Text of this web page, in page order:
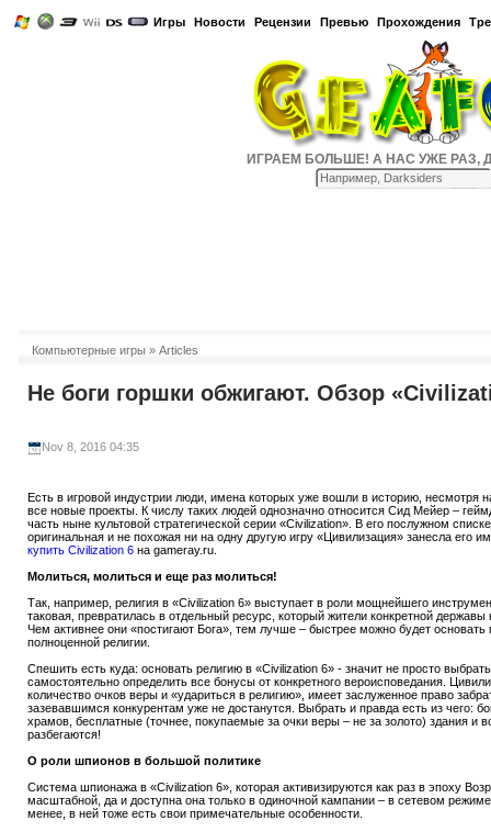
Игры Новости Рецензии Превью Прохождения
ИГРАЕМ БОЛЬШЕ! А НАС УЖЕ РАЗ,
Компьютерные игры » Articles
Не боги горшки обжигают. Обзор
Nov 8, 2016 04:35
Есть в игровой индустрии люди, имена которых уже вошли в историю, несмотря
все новые проекты. К числу таких людей однозначно относится Сид Мейер –
часть ныне культовой стратегической серии «Civilization». В его послужном
оригинальная и не похожая ни на одну другую игру «Цивилизация» занесла его
купить Civilization 6 на gameray.ru.
Молиться, молиться и еще раз молиться!
Так, например, религия в «Civilization 6» выступает в роли мощнейшего
таковая, превратилась в отдельный ресурс, который жители конкретной
Чем активнее они «постигают Бога», тем лучше – быстрее можно будет
полноценной религии.
Спешить есть куда: основать религию в «Civilization 6» - значит не просто
самостоятельно определить все бонусы от конкретного вероисповедания.
количество очков веры и «удариться в религию», имеет заслуженное право
зазевавшимся конкурентам уже не достанутся. Выбрать и правда есть из чего:
храмов, бесплатные (точнее, покупаемые за очки веры – не за золото) здания и
разбегаются!
О роли шпионов в большой политике
Система шпионажа в «Civilization 6», которая активизируются как раз в эпоху
масштабной, да и доступна она только в одиночной кампании – в сетевом
менее, в ней тоже есть свои примечательные особенности.